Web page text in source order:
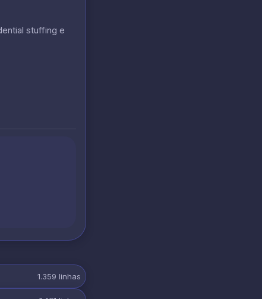
stuffing e
1.359 linhas